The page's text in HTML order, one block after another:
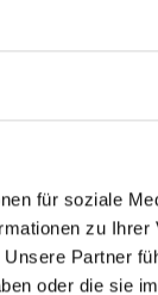
für soziale
zu Ihrer
Partner
oder die sie
165 gr./m2​,
rostfreien
Spiegelbild.